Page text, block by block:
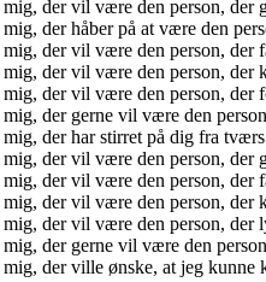
der vil være den person, der
der håber på at være den
der vil være den person, der
der vil være den person, der
der vil være den person, der
der gerne vil være den
der har stirret på dig fra
der vil være den person, der
der vil være den person, der
der vil være den person, der
der vil være den person, der
der gerne vil være den
der ville ønske, at jeg kunne